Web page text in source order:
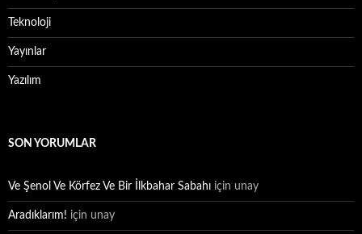
Teknoloji
Yayınlar
Yazılım
SON YORUMLAR
Ve Şenol Ve Körfez Ve Bir İlkbahar Sabahı için unay
Aradıklarım! için unay